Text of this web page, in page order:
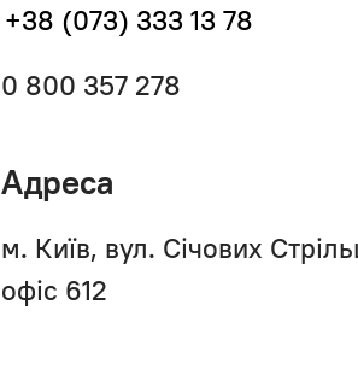
Адреса
м. Київ, вул. Січових
офіс 612
0 800 357 278
+38 (073) 333 13 78